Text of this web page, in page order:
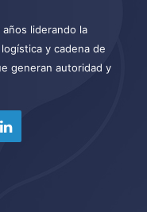
liderando la
y cadena de
generan autoridad y
LinkedIn